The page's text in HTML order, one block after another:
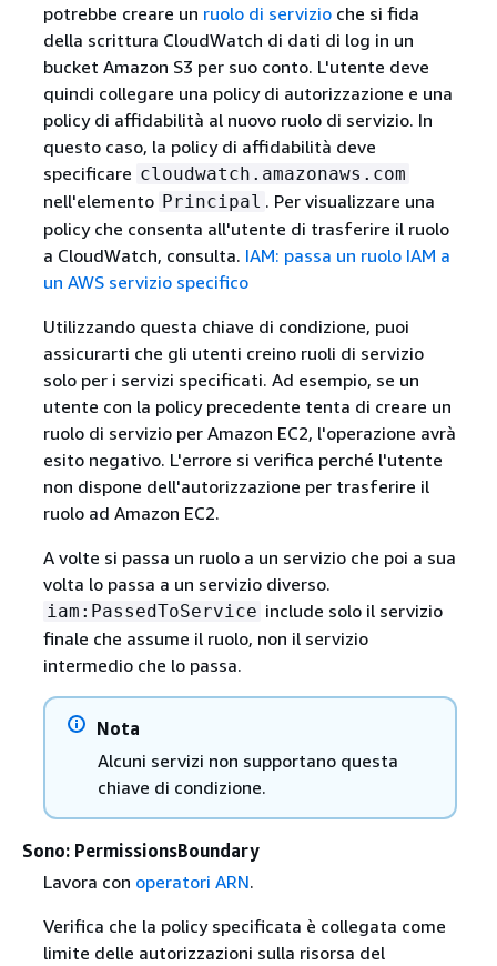
potrebbe creare un ruolo di servizioche si fida
della scrittura CloudWatch di dati di log in un
bucket Amazon S3 per suo conto. L'utente deve
quindi collegare una policy di autorizzazione e una
policy di affidabilità al nuovo ruolo di servizio. In
questo caso, la policy di affidabilità deve
specificare cloudwatch.amazonaws.com
nell'elemento Principal . Per visualizzare una
policy che consenta all'utente di trasferire il ruolo
a CloudWatch, consulta. IAM: passa un ruolo IAM a
un AWS servizio specifico
Utilizzando questa chiave di condizione, puoi
assicurarti che gli utenti creino ruoli di servizio
solo per i servizi specificati. Ad esempio, se un
utente con la policy precedente tenta di creare un
ruolo di servizio per Amazon EC2, l'operazione avrà
esito negativo. L'errore si verifica perché l'utente
non dispone dell'autorizzazione per trasferire il
ruolo ad Amazon EC2.
A volte si passa un ruolo a un servizio che poi a sua
volta lo passa a un servizio diverso.
iam:PassedToService include solo il servizio
finale che assume il ruolo, non il servizio
intermedio che lo passa.
Nota
Alcuni servizi non supportano questa
chiave di condizione.
Sono: PermissionsBoundary
Lavora con operatori ARN.
Verifica che la policy specificata è collegata come
limite delle autorizzazioni sulla risorsa del